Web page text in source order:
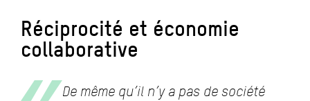
Réciprocité et économie
collaborative
De même qu’il n’y a pas de société